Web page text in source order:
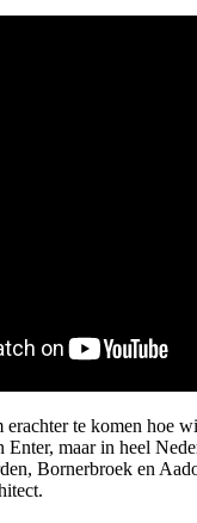
te komen hoe
Enter, maar in heel
Bornerbroek en